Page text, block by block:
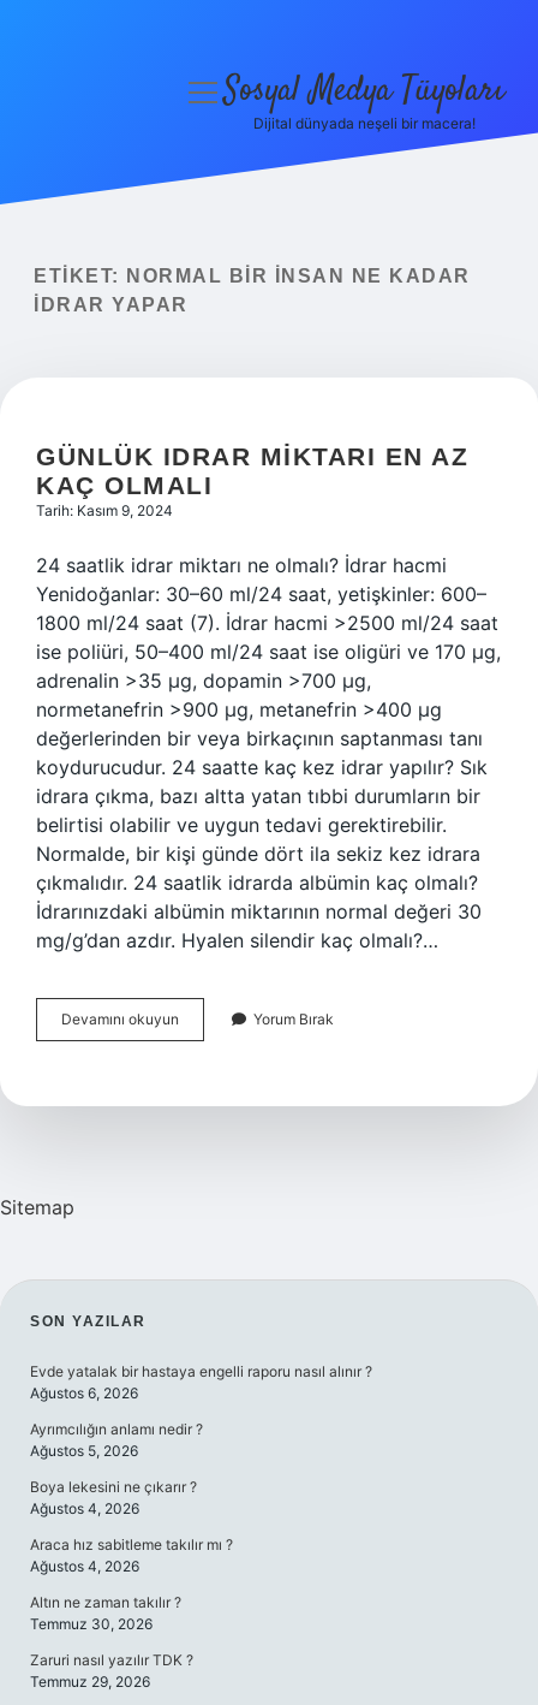
Yasal Uyarı
menüyüSosyal Medya Tüyoları
Dijital dünyada neşeli bir macera!
ETIKET:
NORMAL BIR INSAN NE KADAR
IDRAR YAPAR
GÜNLÜK IDRAR MIKTARI EN AZ
KAÇ OLMALI
Tarih: Kasım 9, 2024
24 saatlik idrar miktarı ne olmalı? İdrar hacmi
Yenidoğanlar: 30–60 ml/24 saat, yetişkinler: 600–
1800 ml/24 saat (7). İdrar hacmi >2500 ml/24 saat
ise poliüri, 50–400 ml/24 saat ise oligüri ve 170 µg,
adrenalin >35 µg, dopamin >700 µg,
normetanefrin >900 µg, metanefrin >400 µg
değerlerinden bir veya birkaçının saptanması tanı
koydurucudur. 24 saatte kaç kez idrar yapılır? Sık
idrara çıkma, bazı altta yatan tıbbi durumların bir
belirtisi olabilir ve uygun tedavi gerektirebilir.
Normalde, bir kişi günde dört ila sekiz kez idrara
çıkmalıdır. 24 saatlik idrarda albümin kaç olmalı?
İdrarınızdaki albümin miktarının normal değeri 30
mg/g’dan azdır. Hyalen silendir kaç olmalı?…
Devamını okuyun
Idrar
Az
Yorum Bırak
Sitemap
SIDEBAR
SON YAZILAR
Evde yatalak bir hastaya engelli raporu nasıl alınır ?
Ağustos 6, 2026
Ayrımcılığın anlamı nedir ?
Ağustos 5, 2026
Boya lekesini ne çıkarır ?
Ağustos 4, 2026
Araca hız sabitleme takılır mı ?
Ağustos 4, 2026
Altın ne zaman takılır ?
Temmuz 30, 2026
Zaruri nasıl yazılır TDK ?
Temmuz 29, 2026